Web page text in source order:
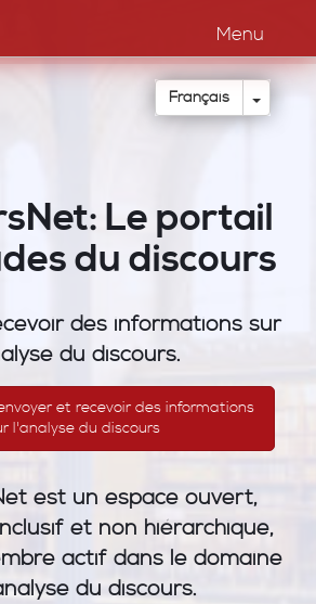
Menu
Français Toggle
Le portail
du discours
des informations sur
du discours.
et recevoir des informations
l'analyse du discours
est un espace ouvert,
et non hiérarchique,
actif dans le domaine
du discours.